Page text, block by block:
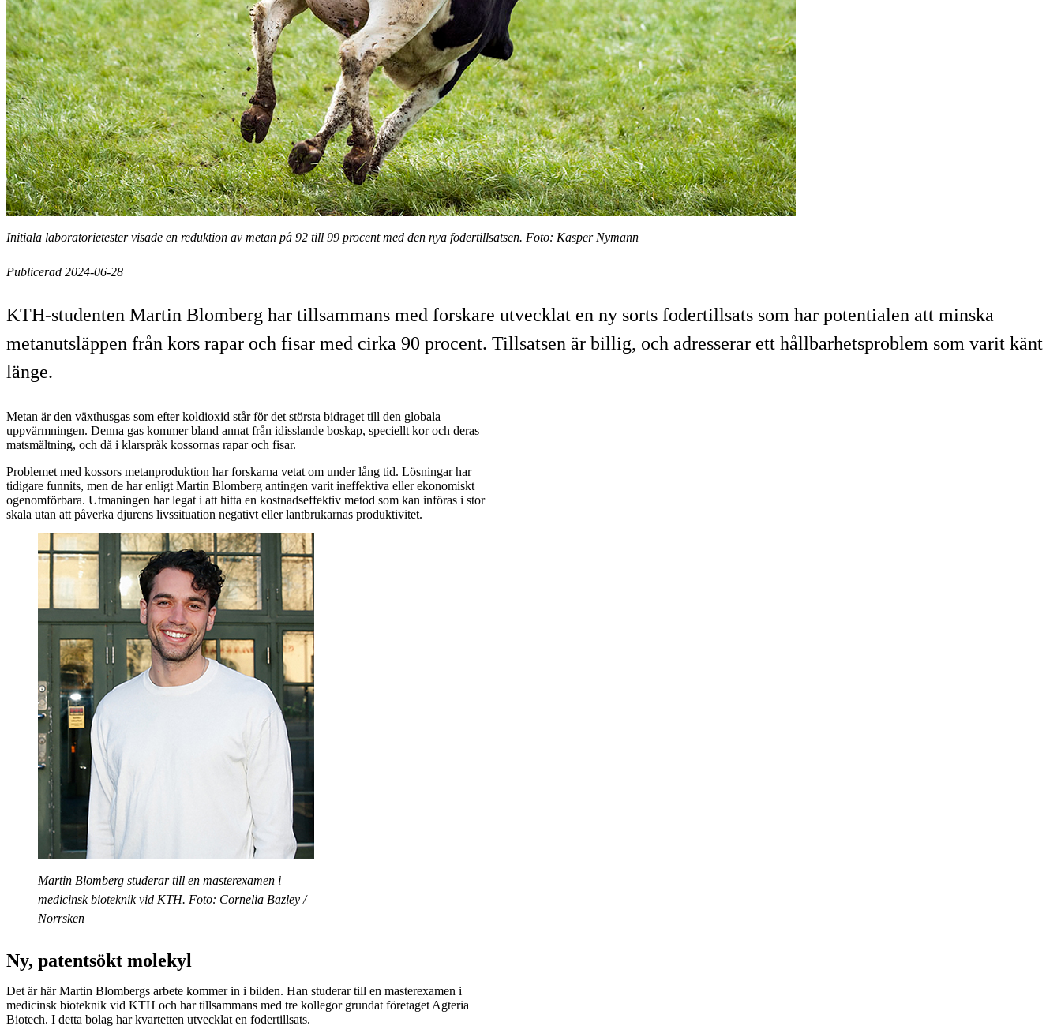
Initiala laboratorietester visade en reduktion av metan på 92 till 99 procent med den nya fodertillsatsen. Foto: Kasper Nymann
Publicerad 2024-06-28
KTH-studenten Martin Blomberg har tillsammans med forskare utvecklat en ny sorts fodertillsats som har potentialen att minska
metanutsläppen från kors rapar och fisar med cirka 90 procent. Tillsatsen är billig, och adresserar ett hållbarhetsproblem som varit känt
länge.
Metan är den växthusgas som efter koldioxid står för det största bidraget till den globala
uppvärmningen. Denna gas kommer bland annat från idisslande boskap, speciellt kor och deras
matsmältning, och då i klarspråk kossornas rapar och fisar.
Problemet med kossors metanproduktion har forskarna vetat om under lång tid. Lösningar har
tidigare funnits, men de har enligt Martin Blomberg antingen varit ineffektiva eller ekonomiskt
ogenomförbara. Utmaningen har legat i att hitta en kostnadseffektiv metod som kan införas i stor
skala utan att påverka djurens livssituation negativt eller lantbrukarnas produktivitet.
Martin Blomberg studerar till en masterexamen i
medicinsk bioteknik vid KTH. Foto: Cornelia Bazley /
Norrsken
Ny, patentsökt molekyl
Det är här Martin Blombergs arbete kommer in i bilden. Han studerar till en masterexamen i
medicinsk bioteknik vid KTH och har tillsammans med tre kollegor grundat företaget Agteria
Biotech. I detta bolag har kvartetten utvecklat en fodertillsats.